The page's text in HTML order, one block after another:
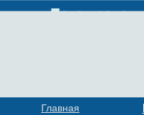
Главная